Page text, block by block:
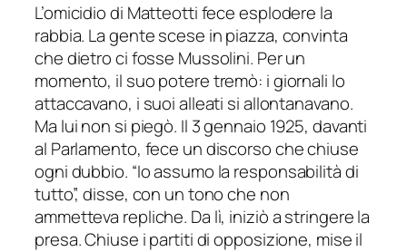
L’omicidio di Matteotti fece esplodere la
rabbia. La gente scese in piazza, convinta
che dietro ci fosse Mussolini. Per un
momento, il suo potere tremò: i giornali lo
attaccavano, i suoi alleati si allontanavano.
Ma lui non si piegò. Il 3 gennaio 1925, davanti
al Parlamento, fece un discorso che chiuse
ogni dubbio. “Io assumo la responsabilità di
tutto”, disse, con un tono che non
ammetteva repliche. Da lì, iniziò a stringere la
presa. Chiuse i partiti di opposizione, mise il